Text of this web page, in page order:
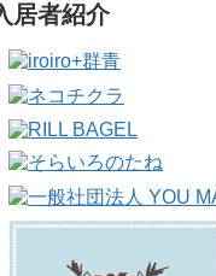
居者紹介